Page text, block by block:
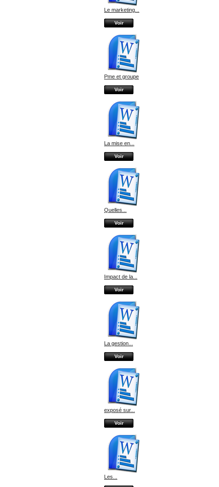
Le marketing...
Voir
Pme et groupe
Voir
La mise en...
Voir
Quelles...
Voir
Impact de la...
Voir
La gestion...
Voir
exposé sur...
Voir
Les...